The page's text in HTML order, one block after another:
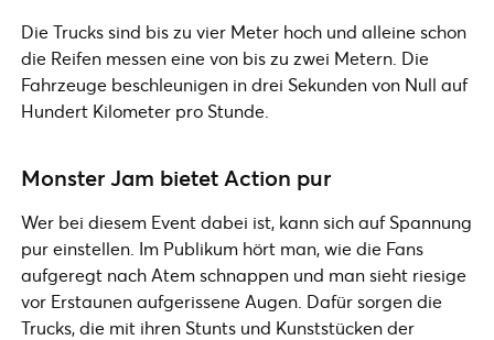
Die Trucks sind bis zu vier Meter hoch und alleine schon
die Reifen messen eine von bis zu zwei Metern. Die
Fahrzeuge beschleunigen in drei Sekunden von Null auf
Hundert Kilometer pro Stunde.
Monster Jam bietet Action pur
Wer bei diesem Event dabei ist, kann sich auf Spannung
pur einstellen. Im Publikum hört man, wie die Fans
aufgeregt nach Atem schnappen und man sieht riesige
vor Erstaunen aufgerissene Augen. Dafür sorgen die
Trucks, die mit ihren Stunts und Kunststücken der